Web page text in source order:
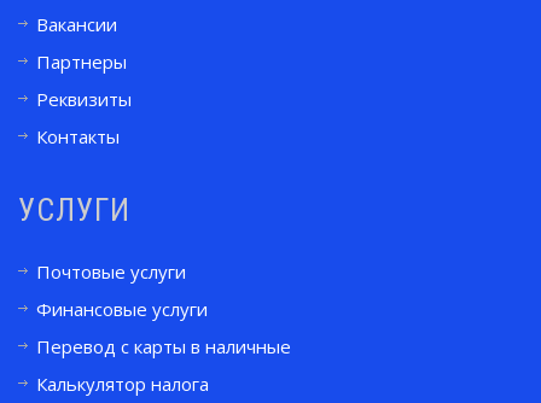
Вакансии
Партнеры
Реквизиты
Контакты
УСЛУГИ
Почтовые услуги
Финансовые услуги
Перевод с карты в наличные
Калькулятор налога